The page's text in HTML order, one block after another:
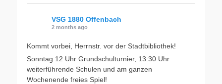
VSG 1880 Offenbach
2 months ago
Kommt vorbei, Herrnstr. vor der Stadtbibliothek!
Sonntag 12 Uhr Grundschulturnier, 13:30 Uhr
weiterführende Schulen und am ganzen
Wochenende freies Spiel!